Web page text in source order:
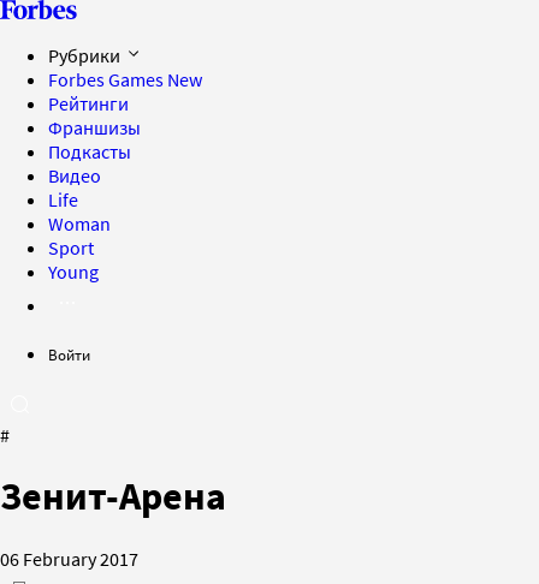
Рубрики
Forbes Games New
Рейтинги
Франшизы
Подкасты
Видео
Life
Woman
Sport
Young
Войти
#
Зенит-Арена
06 February 2017